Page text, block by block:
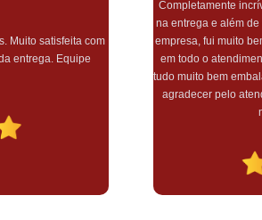
o cuidado e carinho
do pedido,
só tenho a
Gostaria de
capricho!
simplesmente
obrigada por essa